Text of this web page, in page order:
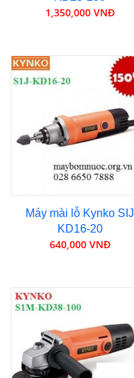
1,350,000 VNĐ
Máy mài lỗ Kynko SIJ
KD16-20
640,000 VNĐ